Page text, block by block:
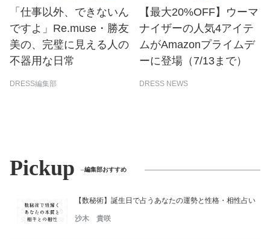
「仕事以外、できないん
ですよ」Re.muse・勝友
美の、完璧に見える人の
不器用な日常
DRESS編集部
【最大20%OFF】ウーマ
ナイザーの人気4アイテ
ムがAmazonプライムデ
ーに登場（7/13まで）
DRESS NEWS
Pickup 編集部おすすめ
【数秘術】誕生日で占うあなたの運勢と性格・相性占い
沙木 貴咲